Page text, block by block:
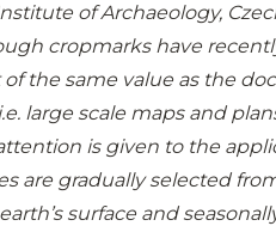
of Archaeology,
cropmarks have
the same value as the
large scale maps and
is given to the
are gradually selected
surface and